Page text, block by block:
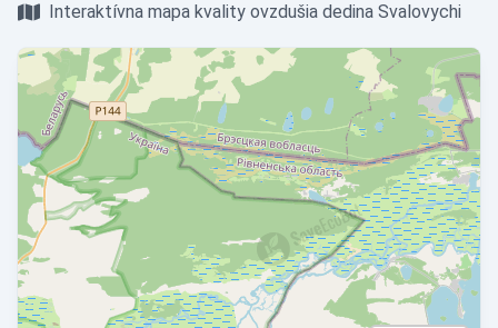
Interaktívna mapa kvality ovzdušia dedina Svalovychi